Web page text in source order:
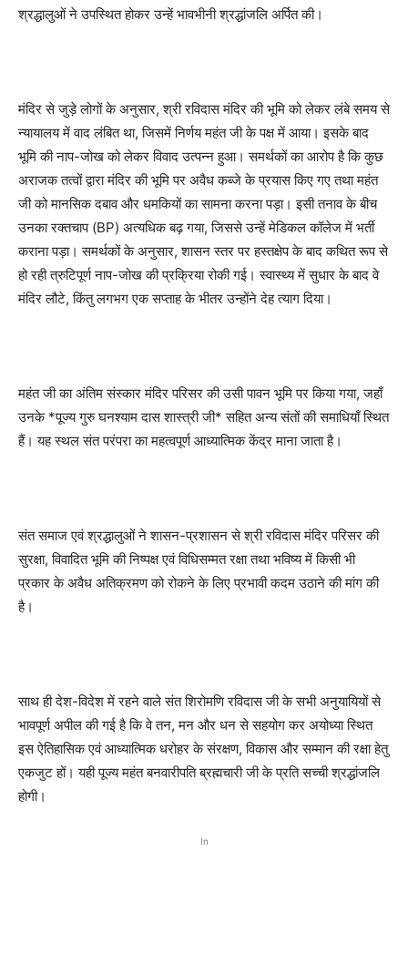
श्रद्धालुओं ने उपस्थित होकर उन्हें भावभीनी श्रद्धांजलि अर्पित की।
मंदिर से जुड़े लोगों के अनुसार, श्री रविदास मंदिर की भूमि को लेकर लंबे समय से
न्यायालय में वाद लंबित था, जिसमें निर्णय महंत जी के पक्ष में आया। इसके बाद
भूमि की नाप-जोख को लेकर विवाद उत्पन्न हुआ। समर्थकों का आरोप है कि कुछ
अराजक तत्वों द्वारा मंदिर की भूमि पर अवैध कब्जे के प्रयास किए गए तथा महंत
जी को मानसिक दबाव और धमकियों का सामना करना पड़ा। इसी तनाव के बीच
उनका रक्तचाप (BP) अत्यधिक बढ़ गया, जिससे उन्हें मेडिकल कॉलेज में भर्ती
कराना पड़ा। समर्थकों के अनुसार, शासन स्तर पर हस्तक्षेप के बाद कथित रूप से
हो रही त्रुटिपूर्ण नाप-जोख की प्रक्रिया रोकी गई। स्वास्थ्य में सुधार के बाद वे
मंदिर लौटे, किंतु लगभग एक सप्ताह के भीतर उन्होंने देह त्याग दिया।
महंत जी का अंतिम संस्कार मंदिर परिसर की उसी पावन भूमि पर किया गया, जहाँ
उनके *पूज्य गुरु घनश्याम दास शास्त्री जी* सहित अन्य संतों की समाधियाँ स्थित
हैं। यह स्थल संत परंपरा का महत्वपूर्ण आध्यात्मिक केंद्र माना जाता है।
संत समाज एवं श्रद्धालुओं ने शासन-प्रशासन से श्री रविदास मंदिर परिसर की
सुरक्षा, विवादित भूमि की निष्पक्ष एवं विधिसम्मत रक्षा तथा भविष्य में किसी भी
प्रकार के अवैध अतिक्रमण को रोकने के लिए प्रभावी कदम उठाने की मांग की
है।
साथ ही देश-विदेश में रहने वाले संत शिरोमणि रविदास जी के सभी अनुयायियों से
भावपूर्ण अपील की गई है कि वे तन, मन और धन से सहयोग कर अयोध्या स्थित
इस ऐतिहासिक एवं आध्यात्मिक धरोहर के संरक्षण, विकास और सम्मान की रक्षा हेतु
एकजुट हों। यही पूज्य महंत बनवारीपति ब्रह्मचारी जी के प्रति सच्ची श्रद्धांजलि
होगी।
In